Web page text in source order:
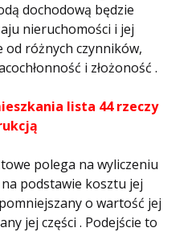
dochodową będzie
nieruchomości i jej
od różnych czynników,
i złożoność .
lista 44 rzeczy
polega na wyliczeniu
podstawie kosztu jej
o wartość jej
jej części . Podejście to